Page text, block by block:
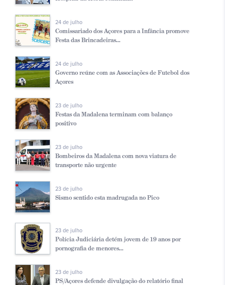
24 de julho
Comissariado dos Açores para a Infância promove
Festa das Brincadeiras...
24 de julho
Governo reúne com as Associações de Futebol dos
Açores
23 de julho
Festas da Madalena terminam com balanço
positivo
23 de julho
Bombeiros da Madalena com nova viatura de
transporte não urgente
23 de julho
Sismo sentido esta madrugada no Pico
23 de julho
Polícia Judiciária detém jovem de 19 anos por
pornografia de menores...
23 de julho
PS/Açores defende divulgação do relatório final